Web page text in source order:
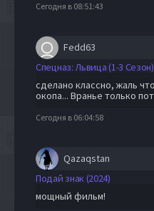
Сегодня в 08:51:43
Fedd63
Спецназ: Львица (1-3 Сезон)
сделано классно, жаль
окопа... Вранье только
Сегодня в 06:04:58
Qazaqstan
Подай знак (2024)
мощный фильм!